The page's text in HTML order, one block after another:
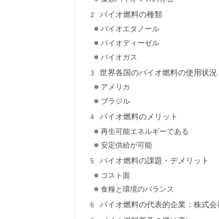
バイオ燃料の種類
バイオエタノール
バイオディーゼル
バイオガス
世界各国のバイオ燃料の使用状況
アメリカ
ブラジル
バイオ燃料のメリット
再生可能エネルギーである
安定供給が可能
バイオ燃料の課題・デメリット
コスト面
食糧と環境のバランス
バイオ燃料の代表的企業：株式